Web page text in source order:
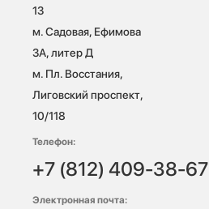
13
м. Садовая, Ефимова
3А, литер Д
м. Пл. Восстания,
Лиговский проспект,
10/118
Телефон:
+7 (812) 409-38-67
Электронная почта: